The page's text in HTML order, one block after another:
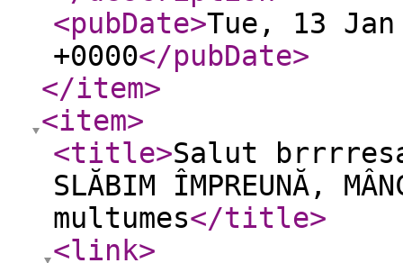
<pubDate>Tue, 13
+0000</pubDate>
</item>
<item>
<title>Salut
SLĂBIM ÎMPREUNĂ,
multumes</title>
<link>